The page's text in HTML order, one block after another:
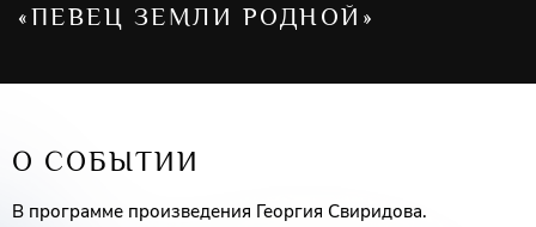
«ПЕВЕЦ ЗЕМЛИ РОДНОЙ»
О СОБЫТИИ
В программе произведения Георгия Свиридова.